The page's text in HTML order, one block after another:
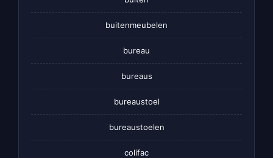
buitenmeubelen
bureau
bureaus
bureaustoel
bureaustoelen
colifac